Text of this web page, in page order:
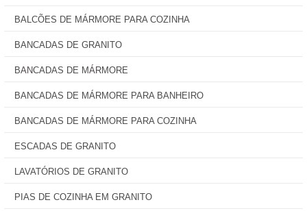
BALCÕES DE MÁRMORE PARA COZINHA
BANCADAS DE GRANITO
BANCADAS DE MÁRMORE
BANCADAS DE MÁRMORE PARA BANHEIRO
BANCADAS DE MÁRMORE PARA COZINHA
ESCADAS DE GRANITO
LAVATÓRIOS DE GRANITO
PIAS DE COZINHA EM GRANITO